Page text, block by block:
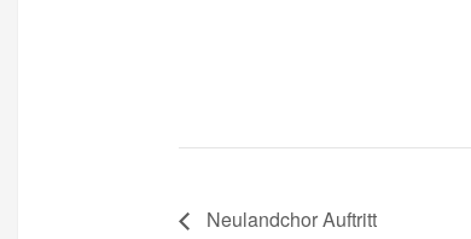
Neulandchor Auftritt